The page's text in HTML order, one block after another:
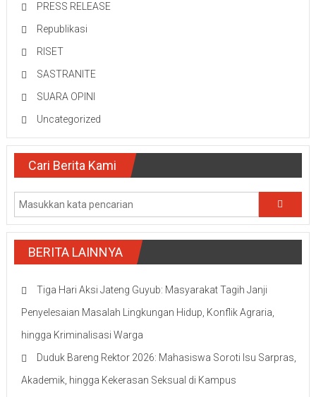
PRESS RELEASE
Republikasi
RISET
SASTRANITE
SUARA OPINI
Uncategorized
Cari Berita Kami
BERITA LAINNYA
Tiga Hari Aksi Jateng Guyub: Masyarakat Tagih Janji
Penyelesaian Masalah Lingkungan Hidup, Konflik Agraria,
hingga Kriminalisasi Warga
Duduk Bareng Rektor 2026: Mahasiswa Soroti Isu Sarpras,
Akademik, hingga Kekerasan Seksual di Kampus